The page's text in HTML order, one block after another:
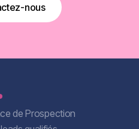
nous
Free Call
de Prospection